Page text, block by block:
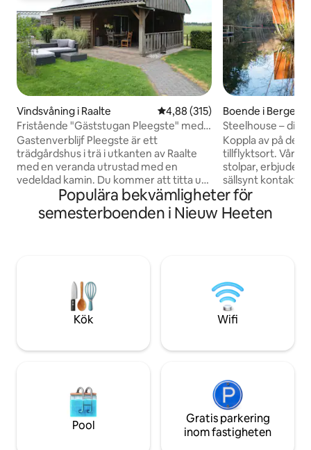
Vindsvåning i Raalte 4,88 av 5 i genomsnittligt
4,88 (315)
Fristående "Gäststugan Pleegste" med
veranda
Gastenverblijf Pleegste är ett
trädgårdshus i trä i utkanten av Raalte
med en veranda utrustad med en
vedeldad kamin. Du kommer att titta ut
över ängarna. Med egen ingång
erbjuder det mycket avskildhet.
Pensionatet består av ett stort rum
köksredskap) och en dubbelbädd med
resårmadrass. Erbjudandet är UTAN
frukost. Ibland är det möjligt att boka 1
natt. (Grill finns att hyra)
Boende i
Steelhouse – din
Koppla av på
tillflyktsort. Vårt
stolpar, erbjuder
sällsynt kontakt
i bastun för en
högsta punkt
sittgrupp med en
och en fantastisk
hundägare:
Populära bekvämligheter för
semesterboenden i Nieuw Heeten
Kök Wifi
Pool
Gratis parkering
inom fastigheten